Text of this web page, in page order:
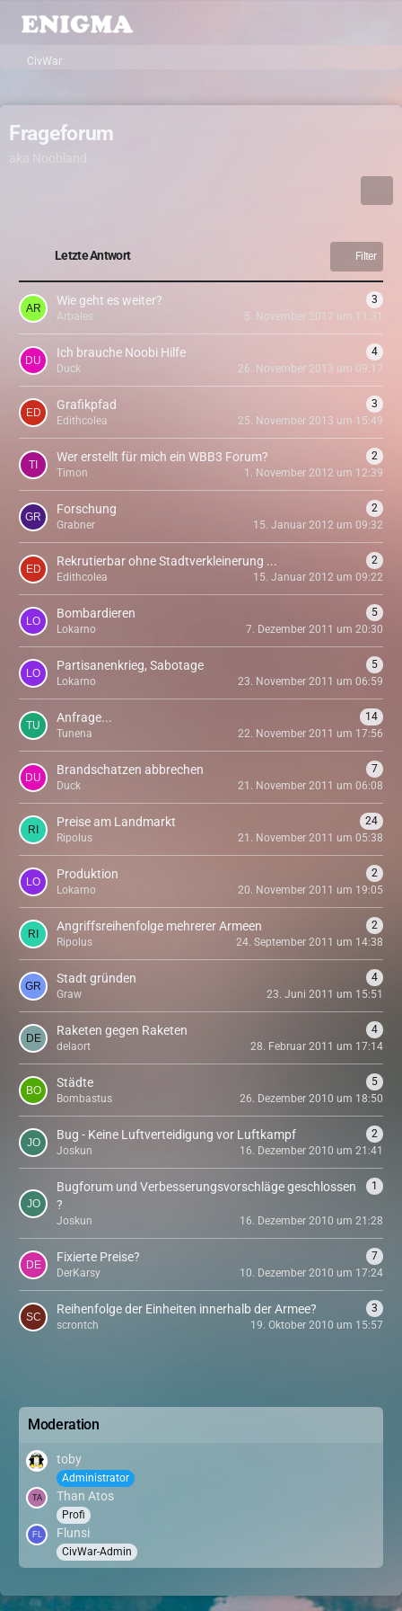
CivWar
Frageforum
Letzte Antwort Filter
Wie geht es weiter?
3
Arbales
5. November 2017 um 11:31
Ich brauche Noobi Hilfe
4
Duck
26. November 2013 um 09:17
Grafikpfad
3
Edithcolea
25. November 2013 um 15:49
Wer erstellt für mich ein WBB3 Forum?
2
Timon
1. November 2012 um 12:39
Forschung
2
Grabner
15. Januar 2012 um 09:32
Rekrutierbar ohne Stadtverkleinerung ...
2
Edithcolea
15. Januar 2012 um 09:22
Bombardieren
5
Lokarno
7. Dezember 2011 um 20:30
Partisanenkrieg, Sabotage
5
Lokarno
23. November 2011 um 06:59
Anfrage...
14
Tunena
22. November 2011 um 17:56
Brandschatzen abbrechen
7
Duck
21. November 2011 um 06:08
Preise am Landmarkt
24
Ripolus
21. November 2011 um 05:38
Produktion
2
Lokarno
20. November 2011 um 19:05
Angriffsreihenfolge mehrerer Armeen
2
Ripolus
24. September 2011 um 14:38
Stadt gründen
4
Graw
23. Juni 2011 um 15:51
Raketen gegen Raketen
4
delaort
28. Februar 2011 um 17:14
Städte
5
Bombastus
26. Dezember 2010 um 18:50
Bug - Keine Luftverteidigung vor Luftkampf
2
Joskun
16. Dezember 2010 um 21:41
Bugforum und Verbesserungsvorschläge geschlossen
?
1
Joskun 16. Dezember 2010 um 21:28
Fixierte Preise?
7
DerKarsy
10. Dezember 2010 um 17:24
Reihenfolge der Einheiten innerhalb der Armee?
3
scrontch
19. Oktober 2010 um 15:57
Moderation
toby
Administrator
Than Atos
Profi
Flunsi
CivWar-Admin